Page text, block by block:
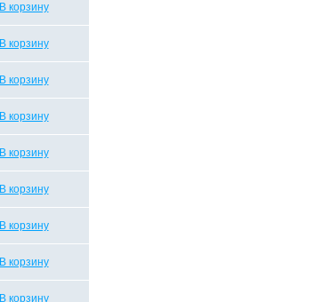
В корзину
В корзину
В корзину
В корзину
В корзину
В корзину
В корзину
В корзину
В корзину